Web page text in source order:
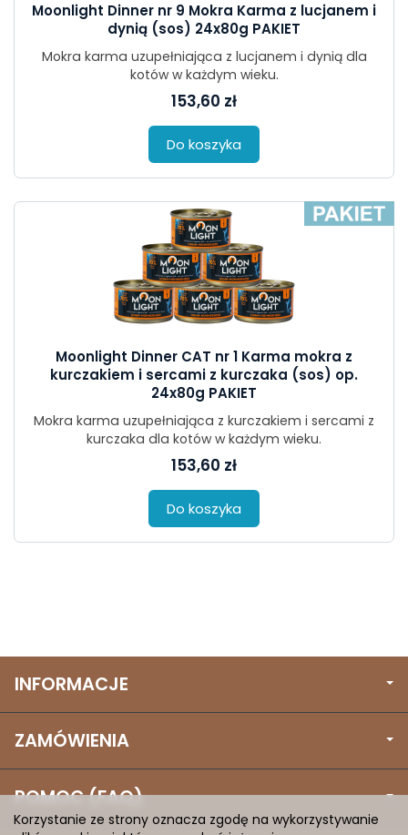
Moonlight Dinner nr 9 Mokra Karma z lucjanem i
dynią (sos) 24x80g PAKIET
Mokra karma uzupełniająca z lucjanem i dynią dla
kotów w każdym wieku.
153,60 zł
Do koszyka
Moonlight Dinner CAT nr 1 Karma mokra z
kurczakiem i sercami z kurczaka (sos) op.
24x80g PAKIET
Mokra karma uzupełniająca z kurczakiem i sercami z
kurczaka dla kotów w każdym wieku.
153,60 zł
Do koszyka
INFORMACJE
ZAMÓWIENIA
POMOC (FAQ)
Korzystanie ze strony oznacza zgodę na wykorzystywanie